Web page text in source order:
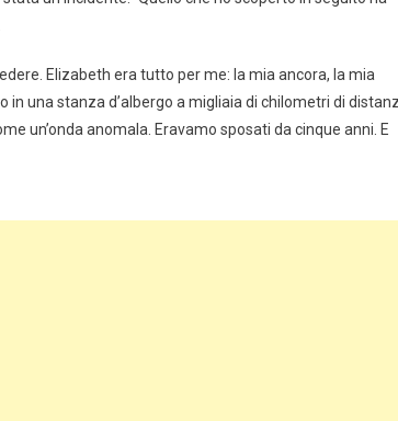
Elizabeth era tutto per me: la mia ancora, la mia
in una stanza d’albergo a migliaia di chilometri di
un’onda anomala. Eravamo sposati da cinque anni. E